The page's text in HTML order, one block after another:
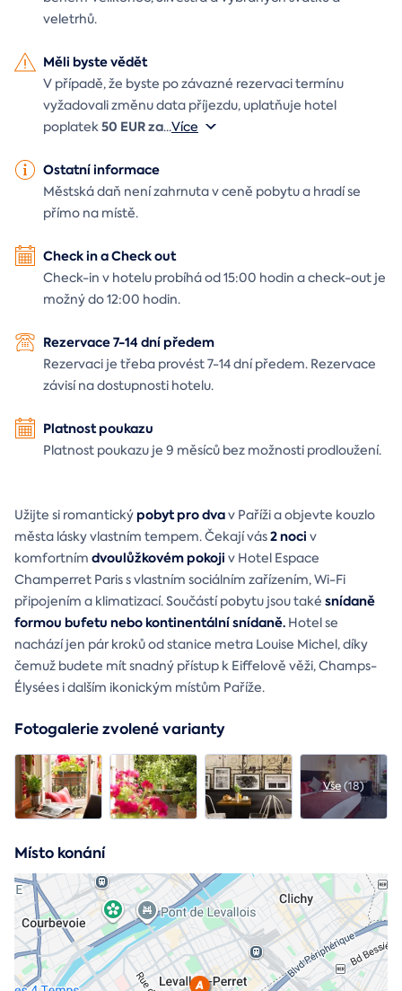
veletrhů.
Měli byste vědět
V případě, že byste po závazné rezervaci termínu
vyžadovali změnu data příjezdu, uplatňuje hotel
poplatek50 EUR za...Více
Ostatní informace
Městská daň není zahrnuta v ceně pobytu a hradí se
přímo na místě.
Check in a Check out
Check-in v hotelu probíhá od 15:00 hodin a check-out je
možný do 12:00 hodin.
Rezervace 7-14 dní předem
Rezervaci je třeba provést 7-14 dní předem. Rezervace
závisí na dostupnosti hotelu.
Platnost poukazu
Platnost poukazu je 9 měsíců bez možnosti prodloužení.
Užijte si romantickýpobyt pro dvav Paříži a objevte kouzlo
města lásky vlastním tempem. Čekají vás2 noci v
komfortním dvoulůžkovém pokoji v Hotel Espace
Champerret Paris s vlastním sociálním zařízením, Wi-Fi
připojením a klimatizací. Součástí pobytu jsou také snídaně
formou bufetu nebo kontinentální snídaně. Hotel se
nachází jen pár kroků od stanice metra Louise Michel, díky
čemuž budete mít snadný přístup k Eiffelově věži, Champs-
Élysées i dalším ikonickým místům Paříže.
Fotogalerie zvolené varianty
Vše(18)
Místo konání